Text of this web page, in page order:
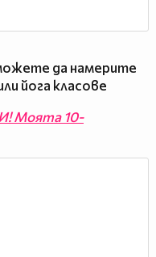
да намерите
йога класове
Моята 10-